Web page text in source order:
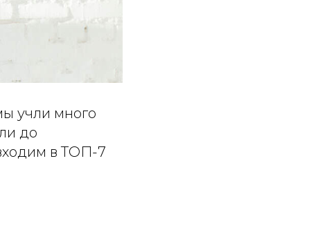
учли много
до
в ТОП-7